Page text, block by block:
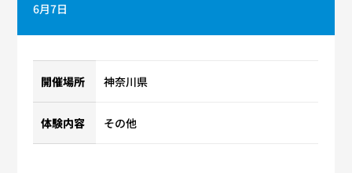
6月7日
開催場所 神奈川県
体験内容 その他